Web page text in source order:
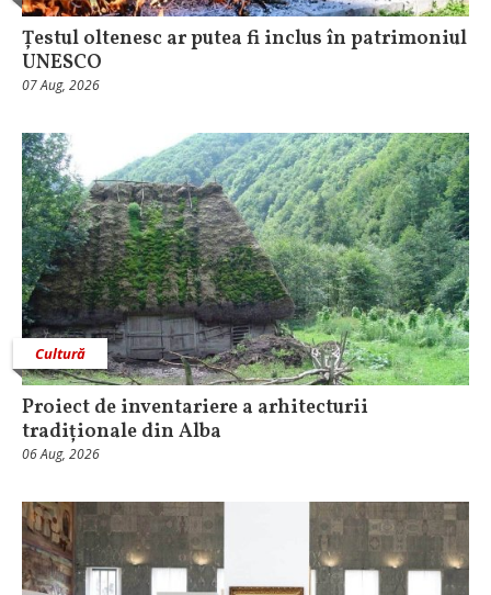
Țestul oltenesc ar putea fi inclus în patrimoniul
UNESCO
07 Aug, 2026
Cultură
Proiect de inventariere a arhitecturii
tradiționale din Alba
06 Aug, 2026